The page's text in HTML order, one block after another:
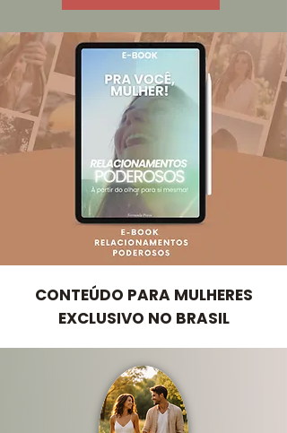
CONTEÚDO PARA MULHERES
EXCLUSIVO NO BRASIL